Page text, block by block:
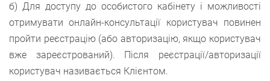
б) Для доступу до особистого кабінету і можливості
отримувати онлайн-консультації користувач повинен
пройти реєстрацію (або авторизацію, якщо користувач
вже зареєстрований). Після реєстрації/авторизації
користувач називається Клієнтом.